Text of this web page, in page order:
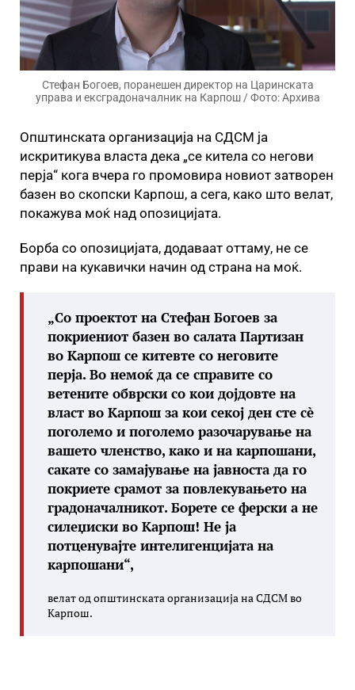
Стефан Богоев, поранешен директор на Царинската
управа и ексградоначалник на Карпош / Фото: Архива
Општинската организација на СДСМ ја
искритикува власта дека „се китела со негови
перја“ кога вчера го промовира новиот затворен
базен во скопски Карпош, а сега, како што велат,
покажува моќ над опозицијата.
Борба со опозицијата, додаваат оттаму, не се
прави на кукавички начин од страна на моќ.
„Со проектот на Стефан Богоев за
покриениот базен во салата Партизан
во Карпош се китевте со неговите
перја. Во немоќ да се справите со
ветените обврски со кои дојдовте на
власт во Карпош за кои секој ден сте сè
поголемо и поголемо разочарување на
вашето членство, како и на карпошани,
сакате со замајување на јавноста да го
покриете срамот за повлекувањето на
градоначалникот. Борете се ферски а не
силеџиски во Карпош! Не ја
потценувајте интелигенцијата на
карпошани“,
велат од општинската организација на СДСМ во
Карпош.